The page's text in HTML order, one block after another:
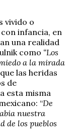
vivido o
infancia, en
una realidad
como “Los
a la mirada
las heridas
de
esta misma
“De
nuestra
de los pueblos